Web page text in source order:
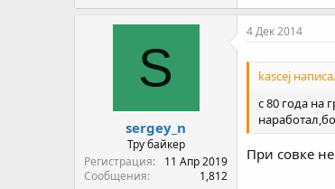
S
sergey_n
Тру байкер
Регистрация
11 Апр 2019
Сообщения
1,812
4 Дек 2014
kascej
с 80 года на
При совке